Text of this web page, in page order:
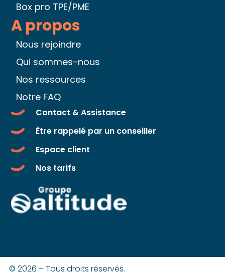
A propos
Nous rejoindre
Qui sommes-nous
Nos ressources
Notre FAQ
Box pro TPE/PME
Contact & Assistance
Être rappelé par un conseiller
Espace client
Nos tarifs
© 2026 – Tous droits réservés.